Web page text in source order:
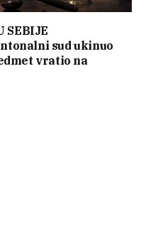
SEBIJE
sud ukinuo
vratio na